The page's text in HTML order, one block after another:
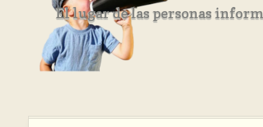
El lugar de las personas